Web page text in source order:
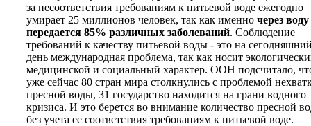
за несоответствия требованиям к питьевой воде ежегодно
умирает 25 миллионов человек, так как именно через воду
передается 85% различных заболеваний. Соблюдение
требований к качеству питьевой воды - это на
день международная проблема, так как носит
медицинской и социальный характер. ООН подсчитало,
уже сейчас 80 стран мира столкнулись с проблемой
пресной воды, 31 государство находится на грани водного
кризиса. И это берется во внимание количество пресной
без учета ее соответствия требованиям к питьевой воде.